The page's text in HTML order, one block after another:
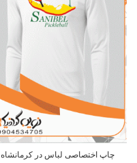
چاپ اختصاصی لباس در کرمانشاه